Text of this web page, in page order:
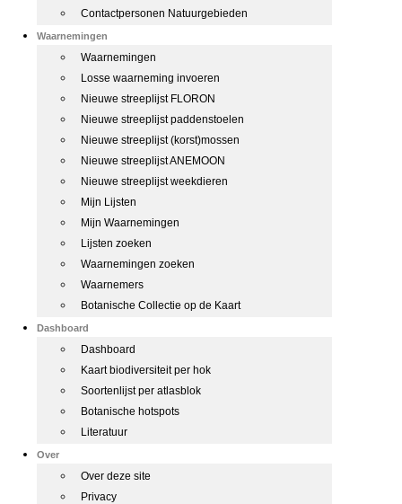
Contactpersonen Natuurgebieden
Waarnemingen
Waarnemingen
Losse waarneming invoeren
Nieuwe streeplijst FLORON
Nieuwe streeplijst paddenstoelen
Nieuwe streeplijst (korst)mossen
Nieuwe streeplijst ANEMOON
Nieuwe streeplijst weekdieren
Mijn Lijsten
Mijn Waarnemingen
Lijsten zoeken
Waarnemingen zoeken
Waarnemers
Botanische Collectie op de Kaart
Dashboard
Dashboard
Kaart biodiversiteit per hok
Soortenlijst per atlasblok
Botanische hotspots
Literatuur
Over
Over deze site
Privacy